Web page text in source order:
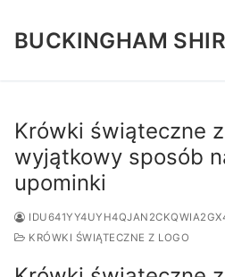
content
BUCKINGHAM
Krówki świąteczne
wyjątkowy sposób
upominki
KRÓWKI ŚWIĄTECZNE Z LOGO